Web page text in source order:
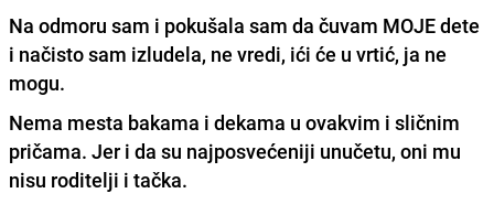
Na odmoru sam i pokušala sam da čuvam MOJE dete
i načisto sam izludela, ne vredi, ići će u vrtić, ja ne
mogu.
Nema mesta bakama i dekama u ovakvim i sličnim
pričama. Jer i da su najposvećeniji unučetu, oni mu
nisu roditelji i tačka.